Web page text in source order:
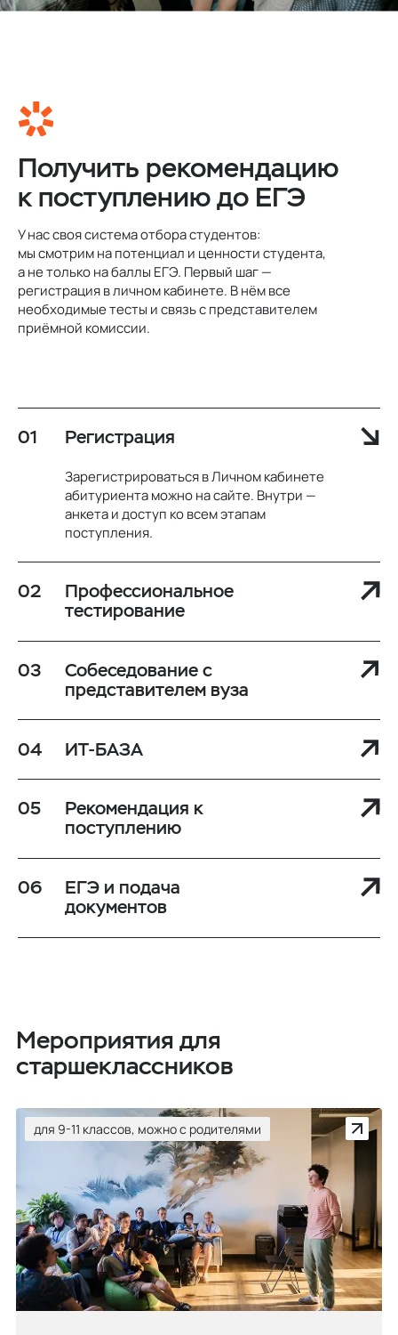
Получить рекомендацию
к поступлению до ЕГЭ
У нас своя система отбора студентов:
мы смотрим на потенциал и ценности студента,
а не только на баллы ЕГЭ. Первый шаг —
регистрация в личном кабинете. В нём все
необходимые тесты и связь с представителем
приёмной комиссии.
Регистрация
Зарегистрироваться в Личном кабинете
абитуриента можно на сайте. Внутри —
анкета и доступ ко всем этапам
поступления.
Профессиональное
тестирование
Собеседование с
представителем вуза
ИТ-БАЗА
Рекомендация к
поступлению
ЕГЭ и подача
документов
Мероприятия для
старшеклассников
для 9-11 классов, можно с родителями